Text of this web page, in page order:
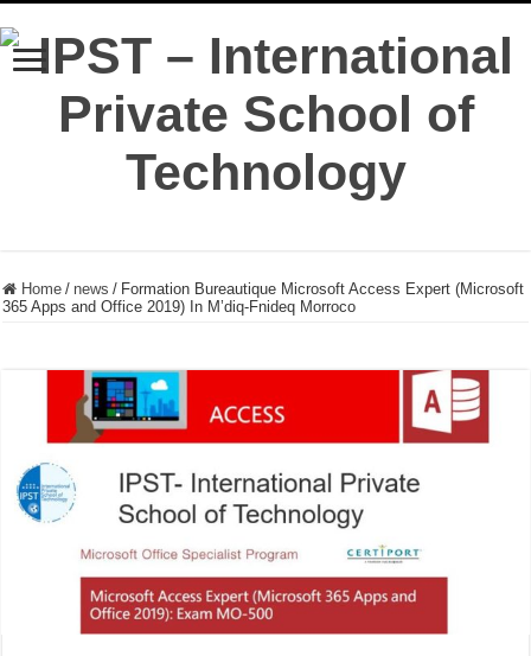
Home / news / Formation Bureautique Microsoft Access Expert (Microsoft
365 Apps and Office 2019) In M’diq-Fnideq Morroco